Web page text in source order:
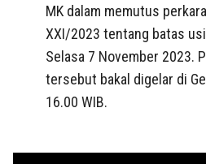
MK dalam memutus
XXI/2023 tentang batas
Selasa 7 November 2023.
tersebut bakal digelar di
16.00 WIB.